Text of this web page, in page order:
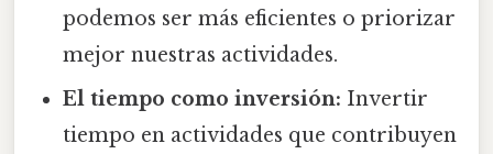
podemos ser más eficientes o priorizar
mejor nuestras actividades.
El tiempo como inversión: Invertir
tiempo en actividades que contribuyen